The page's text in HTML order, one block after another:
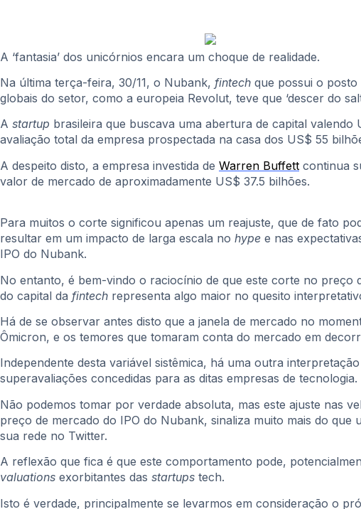
A ‘fantasia’ dos unicórnios encara um choque de realidade.
Na última terça-feira, 30/11, o Nubank, fintech que possui o
globais do setor, como a europeia Revolut, teve que ‘descer do
A startup brasileira que buscava uma abertura de capital
avaliação total da empresa prospectada na casa dos US$ 55
A despeito disto, a empresa investida de Warren Buffett continua
valor de mercado de aproximadamente US$ 37.5 bilhões.
Para muitos o corte significou apenas um reajuste, que de fato
resultar em um impacto de larga escala no hype e nas
IPO do Nubank.
No entanto, é bem-vindo o raciocínio de que este corte no preço
do capital da fintech representa algo maior no quesito
Há de se observar antes disto que a janela de mercado no
Ômicron, e os temores que tomaram conta do mercado em
Independente desta variável sistêmica, há uma outra
superavaliações concedidas para as ditas empresas de tecnologia.
Não podemos tomar por verdade absoluta, mas este ajuste nas
preço de mercado do IPO do Nubank, sinaliza muito mais do
sua rede no Twitter.
A reflexão que fica é que este comportamento pode,
valuations exorbitantes das startups tech.
Isto é verdade, principalmente se levarmos em consideração o